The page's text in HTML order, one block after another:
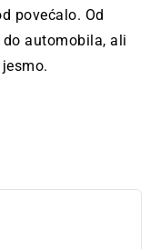
povećalo. Od
automobila, ali